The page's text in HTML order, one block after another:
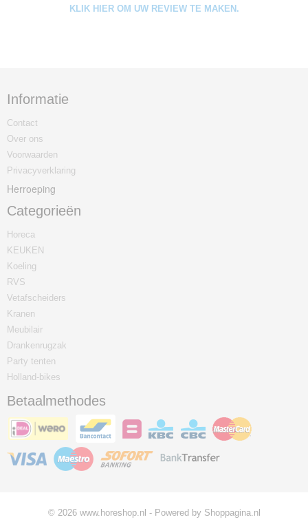
KLIK HIER OM UW REVIEW TE MAKEN.
Informatie
Contact
Over ons
Voorwaarden
Privacyverklaring
Herroeping
Categorieën
Horeca
KEUKEN
Koeling
RVS
Vetafscheiders
Kranen
Meubilair
Drankenrugzak
Party tenten
Holland-bikes
Betaalmethodes
© 2026 www.horeshop.nl - Powered by Shoppagina.nl